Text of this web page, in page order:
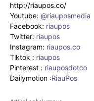
http://riaupos.co/
Youtube: @riauposmedia
Facebook: riaupos
Twitter: riaupos
Instagram: riaupos.co
Tiktok : riaupos
Pinterest : riauposdotco
Dailymotion :RiauPos